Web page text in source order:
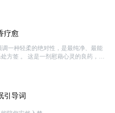
疗愈
调一种轻柔的绝对性，是最纯净、最能
方签 。 这是一剂慰藉心灵的良药，空
。
引导词